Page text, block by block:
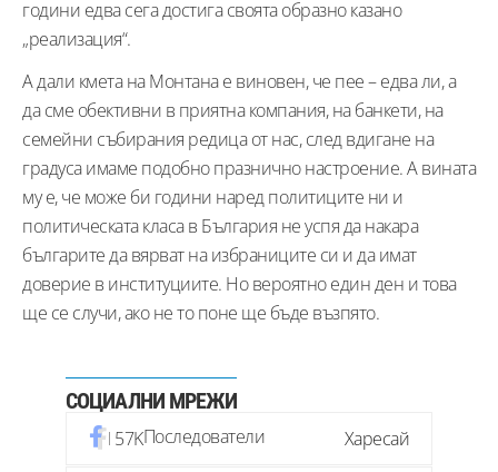
години едва сега достига своята образно казано
„реализация“.
А дали кмета на Монтана е виновен, че пее – едва ли, а
да сме обективни в приятна компания, на банкети, на
семейни събирания редица от нас, след вдигане на
градуса имаме подобно празнично настроение. А вината
му е, че може би години наред политиците ни и
политическата класа в България не успя да накара
българите да вярват на избраниците си и да имат
доверие в институциите. Но вероятно един ден и това
ще се случи, ако не то поне ще бъде възпято.
СОЦИАЛНИ МРЕЖИ
57KПоследователи Харесай